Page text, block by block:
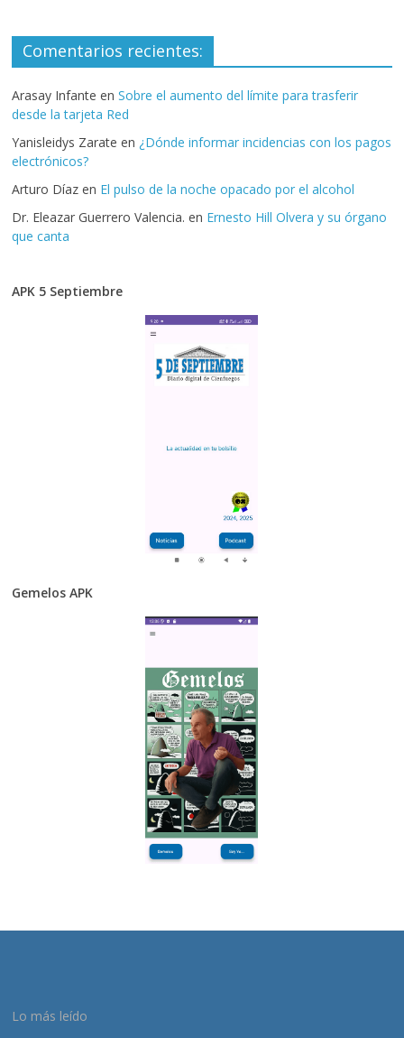
Comentarios recientes:
Arasay Infante enSobre el aumento del límite para trasferir
desde la tarjeta Red
Yanisleidys Zarate en ¿Dónde informar incidencias con los pagos
electrónicos?
Arturo Díaz en El pulso de la noche opacado por el alcohol
Dr. Eleazar Guerrero Valencia. en Ernesto Hill Olvera y su órgano
que canta
APK 5 Septiembre
Gemelos APK
Lo más leído